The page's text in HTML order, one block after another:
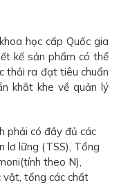
học cấp Quốc gia
kế sản phẩm có thể
thải ra đạt tiêu chuẩn
khắt khe về quản lý
phải có đầy đủ các
lơ lững (TSS), Tổng
theo N),
tổng các chất